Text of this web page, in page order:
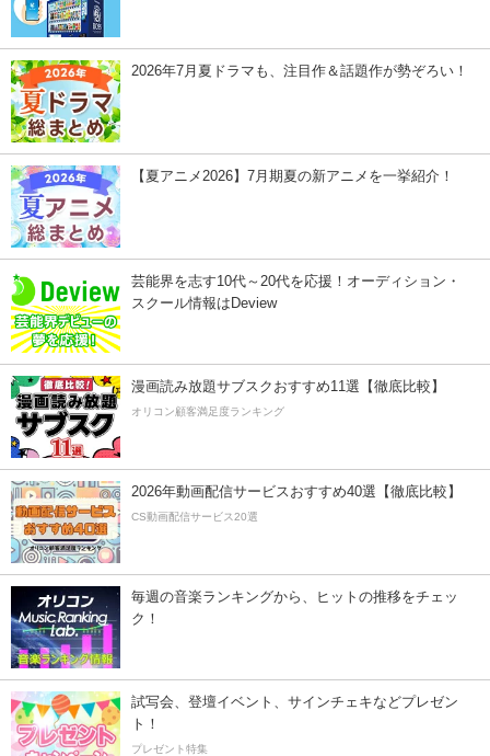
2026年7月夏ドラマも、注目作＆話題作が勢ぞろい！
【夏アニメ2026】7月期夏の新アニメを一挙紹介！
芸能界を志す10代～20代を応援！オーディション・
スクール情報はDeview
漫画読み放題サブスクおすすめ11選【徹底比較】
オリコン顧客満足度ランキング
2026年動画配信サービスおすすめ40選【徹底比較】
CS動画配信サービス20選
毎週の音楽ランキングから、ヒットの推移をチェッ
ク！
試写会、登壇イベント、サインチェキなどプレゼン
ト！
プレゼント特集